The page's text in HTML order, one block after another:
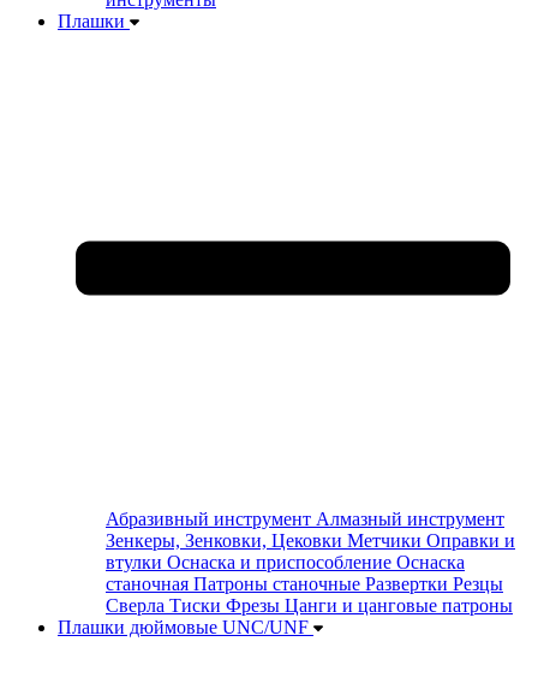
Плашки
Абразивный инструмент Алмазный инструмент
Зенкеры, Зенковки, Цековки Метчики Оправки и
втулки Оснаска и приспособление Оснаска
станочная Патроны станочные Развертки Резцы
Сверла Тиски Фрезы Цанги и цанговые патроны
Плашки дюймовые UNC/UNF